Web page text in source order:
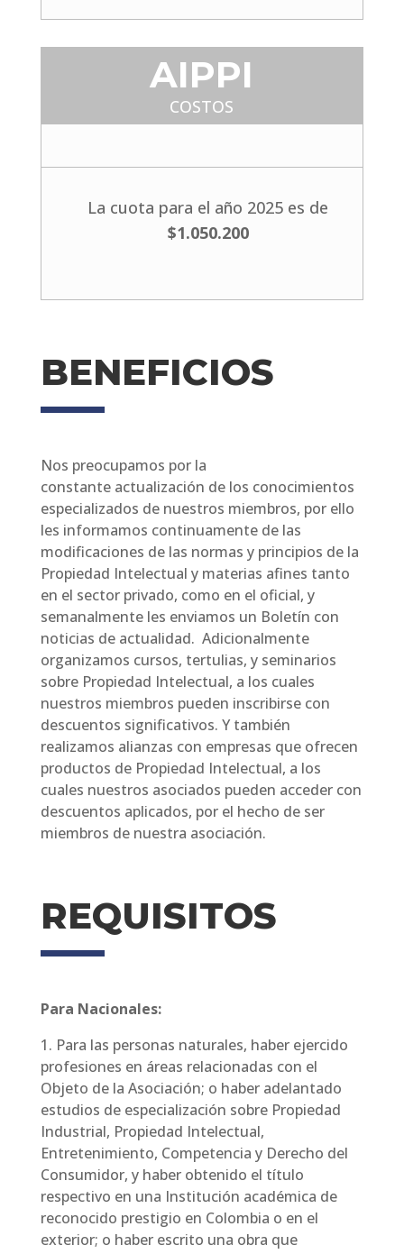
AIPPI
COSTOS
La cuota para el año 2025 es de
$1.050.200
BENEFICIOS
Nos preocupamos por la
constante actualización de los conocimientos
especializados de nuestros miembros, por ello
les informamos continuamente de las
modificaciones de las normas y principios de la
Propiedad Intelectual y materias afines tanto
en el sector privado, como en el oficial, y
semanalmente les enviamos un Boletín con
noticias de actualidad. Adicionalmente
organizamos cursos, tertulias, y seminarios
sobre Propiedad Intelectual, a los cuales
nuestros miembros pueden inscribirse con
descuentos significativos. Y también
realizamos alianzas con empresas que ofrecen
productos de Propiedad Intelectual, a los
cuales nuestros asociados pueden acceder con
descuentos aplicados, por el hecho de ser
miembros de nuestra asociación.
REQUISITOS
Para Nacionales:
1. Para las personas naturales, haber ejercido
profesiones en áreas relacionadas con el
Objeto de la Asociación; o haber adelantado
estudios de especialización sobre Propiedad
Industrial, Propiedad Intelectual,
Entretenimiento, Competencia y Derecho del
Consumidor, y haber obtenido el título
respectivo en una Institución académica de
reconocido prestigio en Colombia o en el
exterior; o haber escrito una obra que